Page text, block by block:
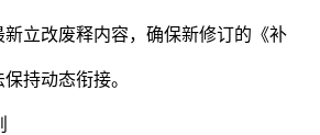
立改废释内容，确保新修订的《补
持动态衔接。